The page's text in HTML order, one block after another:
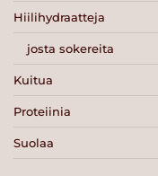
Hiilihydraatteja
josta sokereita
Kuitua
Proteiinia
Suolaa